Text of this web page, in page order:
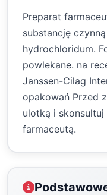
Preparat
substancję
hydrochloridum.
powlekane. na
Janssen-Cilag
opakowań Przed
ulotką i
farmaceutą.